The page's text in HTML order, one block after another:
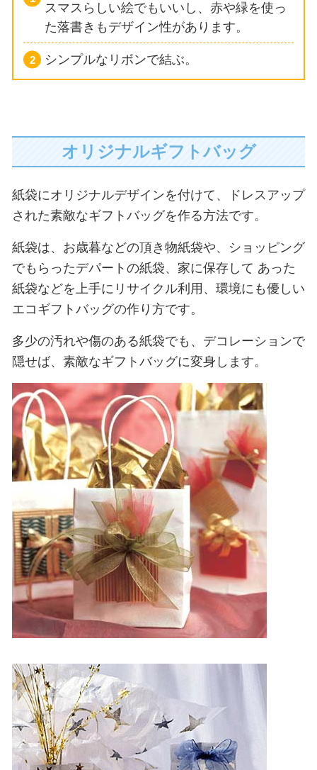
スマスらしい絵でもいいし、赤や緑を使っ
た落書きもデザイン性があります。
シンプルなリボンで結ぶ。
オリジナルギフトバッグ
紙袋にオリジナルデザインを付けて、ドレスアップ
された素敵なギフトバッグを作る方法です。
紙袋は、お歳暮などの頂き物紙袋や、ショッピング
でもらったデパートの紙袋、家に保存して あった
紙袋などを上手にリサイクル利用、環境にも優しい
エコギフトバッグの作り方です。
多少の汚れや傷のある紙袋でも、デコレーションで
隠せば、素敵なギフトバッグに変身します。